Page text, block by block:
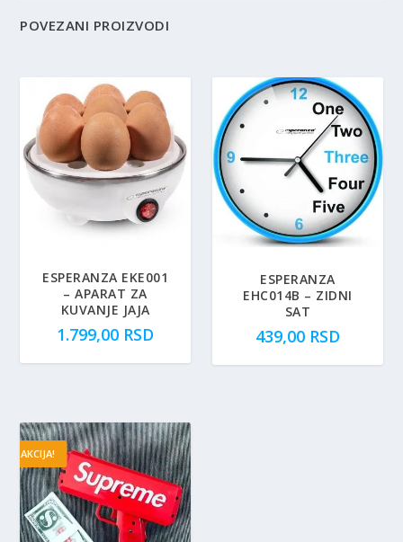
POVEZANI PROIZVODI
ESPERANZA EKE001
– APARAT ZA
KUVANJE JAJA
1.799,00 RSD
ESPERANZA
EHC014B – ZIDNI
SAT
439,00 RSD
AKCIJA!